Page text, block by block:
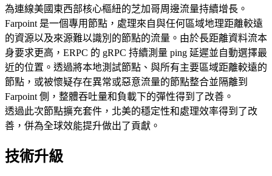
為連線美國東西部核心樞紐的芝加哥周邊流量持續增長。
Farpoint 是一個專用節點，處理來自與任何區域地理距離較遠
的資源以及來源難以識別的節點的流量。由於長距離資料流本
身要求更高，ERPC 的 gRPC 持續測量 ping 延遲並自動選擇最
近的位置。透過將本地測試節點、與所有主要區域距離較遠的
節點，或被懷疑存在異常或惡意流量的節點整合並隔離到
Farpoint 側，整體吞吐量和負載下的彈性得到了改善。
透過此次節點擴充套件，北美的穩定性和處理效率得到了改
善，併為全球效能提升做出了貢獻。
技術升級